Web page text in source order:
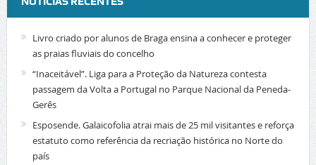
Livro criado por alunos de Braga ensina a conhecer e proteger
as praias fluviais do concelho
“Inaceitável”. Liga para a Proteção da Natureza contesta
passagem da Volta a Portugal no Parque Nacional da Peneda-
Gerês
Esposende. Galaicofolia atrai mais de 25 mil visitantes e reforça
estatuto como referência da recriação histórica no Norte do
país